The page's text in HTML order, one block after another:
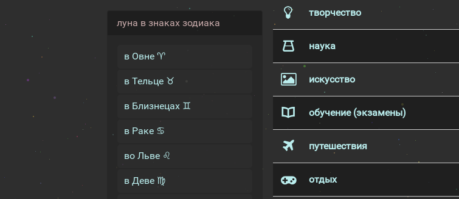
луна в знаках зодиака
в Овне ♈
в Тельце ♉
в Близнецах ♊
в Раке ♋
во Льве ♌
в Деве ♍
творчество
наука
искусство
обучение (экзамены)
путешествия
отдых